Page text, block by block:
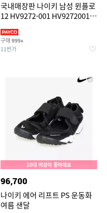
국내매장판 나이키 남성 윈플로
12 HV9272-001 HV9272001
구매 999+
11번가
10대 여성이 좋아해요
96,700
나이키 에어 리프트 PS 운동화
여름 샌달